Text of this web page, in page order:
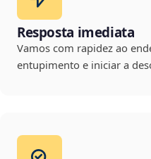
Resposta imediata
Vamos com rapidez ao
entupimento e iniciar a